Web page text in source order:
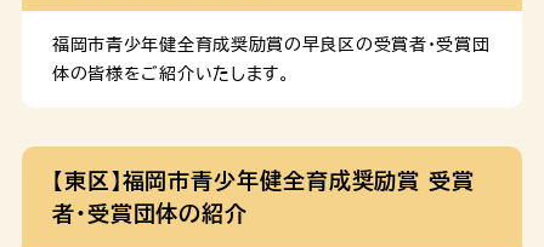
福岡市青少年健全育成奨励賞の早良区の受賞者・受賞団
体の皆様をご紹介いたします。
【東区】福岡市青少年健全育成奨励賞 受賞
者・受賞団体の紹介